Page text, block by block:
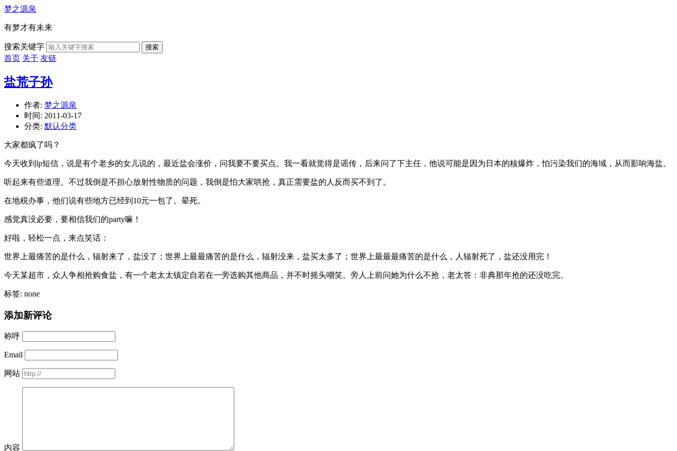
梦之源泉
有梦才有未来
搜索关键字 搜索
首页 关于 友链
盐荒子孙
作者: 梦之源泉
时间: 2011-03-17
分类: 默认分类
大家都疯了吗？
今天收到lp短信，说是有个老乡的女儿说的，最近盐会涨价，问我要不要买点。我一看就觉得是谣传，后来问了下主任，他说可能是因为日本的核爆炸，怕污染我们的海域，从而影响海盐。
听起来有些道理。不过我倒是不担心放射性物质的问题，我倒是怕大家哄抢，真正需要盐的人反而买不到了。
在地税办事，他们说有些地方已经到10元一包了。晕死。
感觉真没必要，要相信我们的party嘛！
好啦，轻松一点，来点笑话：
世界上最痛苦的是什么，辐射来了，盐没了；世界上最最痛苦的是什么，辐射没来，盐买太多了；世界上最最最痛苦的是什么，人辐射死了，盐还没用完！
今天某超市，众人争相抢购食盐，有一个老太太镇定自若在一旁选购其他商品，并不时摇头嘲笑。旁人上前问她为什么不抢，老太答：非典那年抢的还没吃完。
标签: none
添加新评论
称呼
Email
网站
内容